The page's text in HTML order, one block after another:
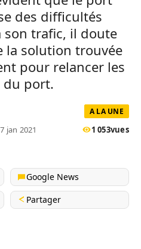
des difficultés
son trafic, il doute
la solution trouvée
pour relancer les
du port.
A LA UNE
jan 2021 1 053vues
Google News
Partager